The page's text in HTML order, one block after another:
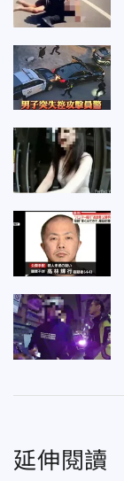
延伸閱讀